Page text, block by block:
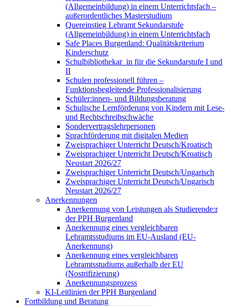
(Allgemeinbildung) in einem Unterrichtsfach –
außerordentliches Masterstudium
Quereinstieg Lehramt Sekundarstufe
(Allgemeinbildung) in einem Unterrichtsfach
Safe Places Burgenland: Qualitätskriterium
Kinderschutz
Schulbibliothekar_in für die Sekundarstufe I und
II
Schulen professionell führen –
Funktionsbegleitende Professionalisierung
Schüler:innen- und Bildungsberatung
Schulische Lernförderung von Kindern mit Lese-
und Rechtschreibschwäche
Sondervertragslehrpersonen
Sprachförderung mit digitalen Medien
Zweisprachiger Unterricht Deutsch/Kroatisch
Zweisprachiger Unterricht Deutsch/Kroatisch
Neustart 2026/27
Zweisprachiger Unterricht Deutsch/Ungarisch
Zweisprachiger Unterricht Deutsch/Ungarisch
Neustart 2026/27
Anerkennungen
Anerkennung von Leistungen als Studierende:r
der PPH Burgenland
Anerkennung eines vergleichbaren
Lehramtsstudiums im EU-Ausland (EU-
Anerkennung)
Anerkennung eines vergleichbaren
Lehramtsstudiums außerhalb der EU
(Nostrifizierung)
Anerkennungsprozess
KI-Leitlinien der PPH Burgenland
Fortbildung und Beratung